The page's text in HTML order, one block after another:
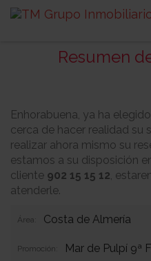
Resumen
Enhorabuena, ya ha
cerca de hacer realidad su
realizar ahora mismo su
estamos a su disposición
cliente 902 15 15 12,
atenderle.
Área: Costa de Almería
Promoción: Mar de Pulpí 9ª